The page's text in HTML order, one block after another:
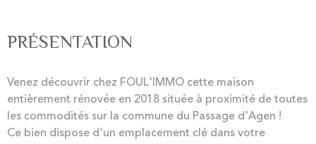
PRÉSENTATION
Venez découvrir chez FOUL'IMMO cette maison
entièrement rénovée en 2018 située à proximité de toutes
les commodités sur la commune du Passage d'Agen !
Ce bien dispose d'un emplacement clé dans votre